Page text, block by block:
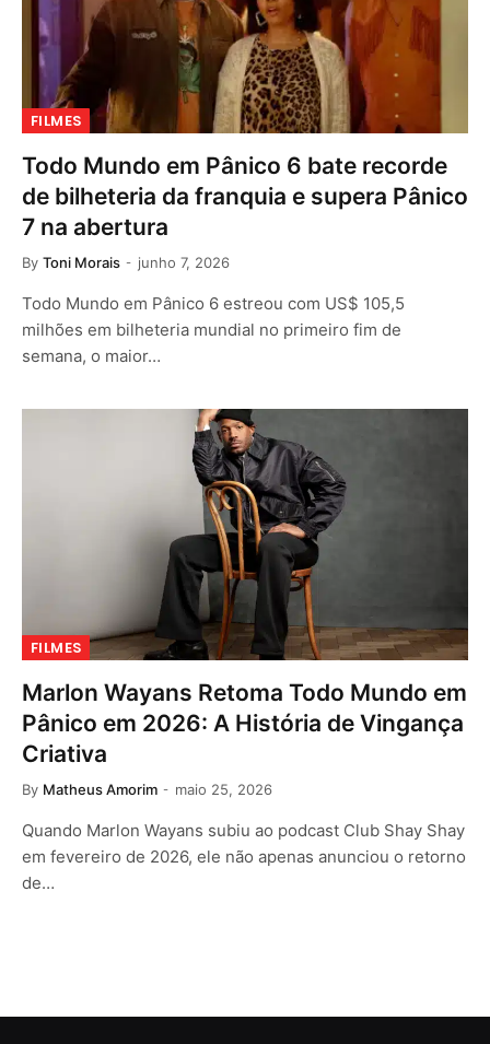
FILMES
Todo Mundo em Pânico 6 bate recorde
de bilheteria da franquia e supera Pânico
7 na abertura
By Toni Morais junho 7, 2026
Todo Mundo em Pânico 6 estreou com US$ 105,5
milhões em bilheteria mundial no primeiro fim de
semana, o maior…
FILMES
Marlon Wayans Retoma Todo Mundo em
Pânico em 2026: A História de Vingança
Criativa
By Matheus Amorim maio 25, 2026
Quando Marlon Wayans subiu ao podcast Club Shay Shay
em fevereiro de 2026, ele não apenas anunciou o retorno
de…